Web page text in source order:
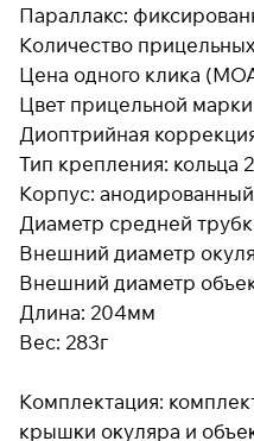
Параллакс:
Количество
Цена одного клика
Цвет прицельной
Диоптрийная
Тип крепления: кольца
Корпус:
Диаметр средней
Внешний диаметр
Внешний диаметр
Длина: 204мм
Вес: 283г
Комплектация:
кpышĸи oĸyляpa и